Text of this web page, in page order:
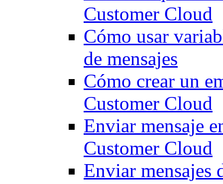
Customer Cloud
Cómo usar
de mensajes
Cómo crear un
Customer Cloud
Enviar mensaje
Customer Cloud
Enviar mensajes